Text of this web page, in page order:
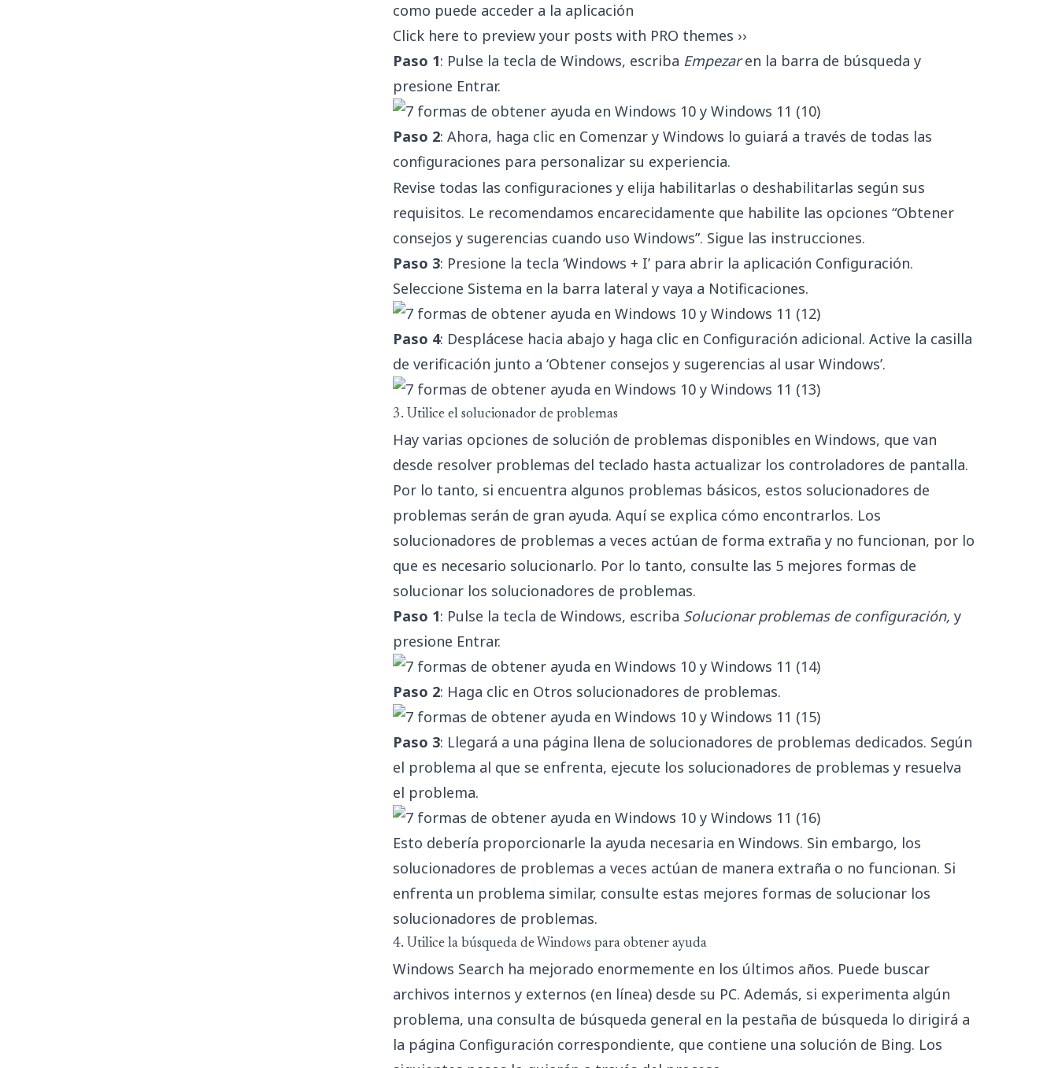
como puede acceder a la aplicación
Click here to preview your posts with PRO themes ››
Paso 1: Pulse la tecla de Windows, escriba Empezaren la barra de búsqueda y
presione Entrar.
Paso 2: Ahora, haga clic en Comenzar y Windows lo guiará a través de todas las
configuraciones para personalizar su experiencia.
Revise todas las configuraciones y elija habilitarlas o deshabilitarlas según sus
requisitos. Le recomendamos encarecidamente que habilite las opciones “Obtener
consejos y sugerencias cuando uso Windows”. Sigue las instrucciones.
Paso 3: Presione la tecla ‘Windows + I’ para abrir la aplicación Configuración.
Seleccione Sistema en la barra lateral y vaya a Notificaciones.
Paso 4: Desplácese hacia abajo y haga clic en Configuración adicional. Active la casilla
de verificación junto a ‘Obtener consejos y sugerencias al usar Windows’.
3. Utilice el solucionador de problemas
Hay varias opciones de solución de problemas disponibles en Windows, que van
desde resolver problemas del teclado hasta actualizar los controladores de pantalla.
Por lo tanto, si encuentra algunos problemas básicos, estos solucionadores de
problemas serán de gran ayuda. Aquí se explica cómo encontrarlos. Los
solucionadores de problemas a veces actúan de forma extraña y no funcionan, por lo
que es necesario solucionarlo. Por lo tanto, consulte las 5 mejores formas de
solucionar los solucionadores de problemas.
Paso 1: Pulse la tecla de Windows, escriba Solucionar problemas de configuración, y
presione Entrar.
Paso 2: Haga clic en Otros solucionadores de problemas.
Paso 3: Llegará a una página llena de solucionadores de problemas dedicados. Según
el problema al que se enfrenta, ejecute los solucionadores de problemas y resuelva
el problema.
Esto debería proporcionarle la ayuda necesaria en Windows. Sin embargo, los
solucionadores de problemas a veces actúan de manera extraña o no funcionan. Si
enfrenta un problema similar, consulte estas mejores formas de solucionar los
solucionadores de problemas.
4. Utilice la búsqueda de Windows para obtener ayuda
Windows Search ha mejorado enormemente en los últimos años. Puede buscar
archivos internos y externos (en línea) desde su PC. Además, si experimenta algún
problema, una consulta de búsqueda general en la pestaña de búsqueda lo dirigirá a
la página Configuración correspondiente, que contiene una solución de Bing. Los